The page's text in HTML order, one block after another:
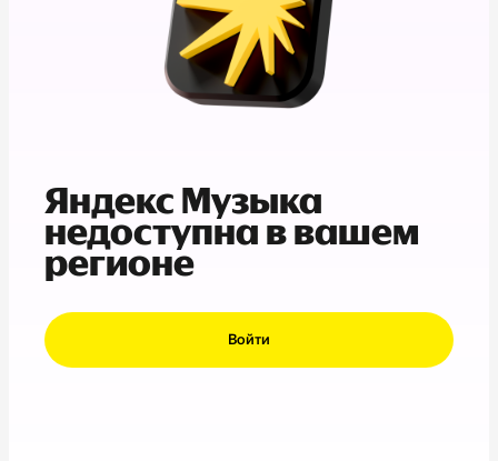
Яндекс Музыка
недоступна в вашем
регионе
Войти